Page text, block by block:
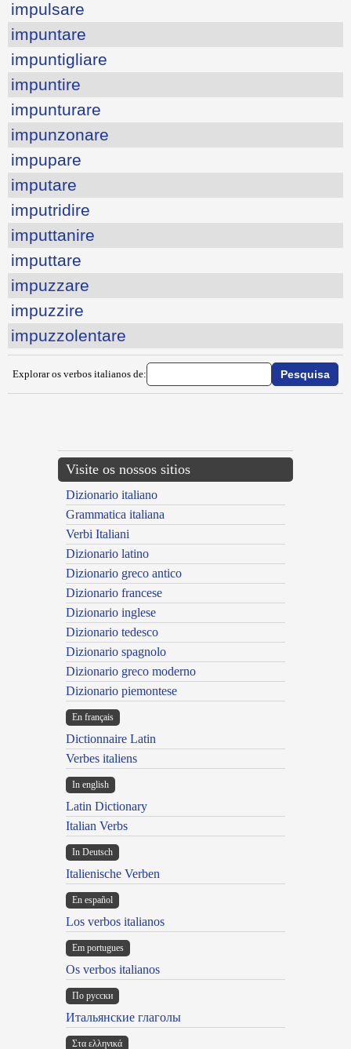
impulsare
impuntare
impuntigliare
impuntire
impunturare
impunzonare
impupare
imputare
imputridire
imputtanire
imputtare
impuzzare
impuzzire
impuzzolentare
Explorar os verbos italianos de:
Visite os nossos sitios
Dizionario italiano
Grammatica italiana
Verbi Italiani
Dizionario latino
Dizionario greco antico
Dizionario francese
Dizionario inglese
Dizionario tedesco
Dizionario spagnolo
Dizionario greco moderno
Dizionario piemontese
En français
Dictionnaire Latin
Verbes italiens
In english
Latin Dictionary
Italian Verbs
In Deutsch
Italienische Verben
En español
Los verbos italianos
Em portugues
Os verbos italianos
По русски
Итальянские глаголы
Στα ελληνικά